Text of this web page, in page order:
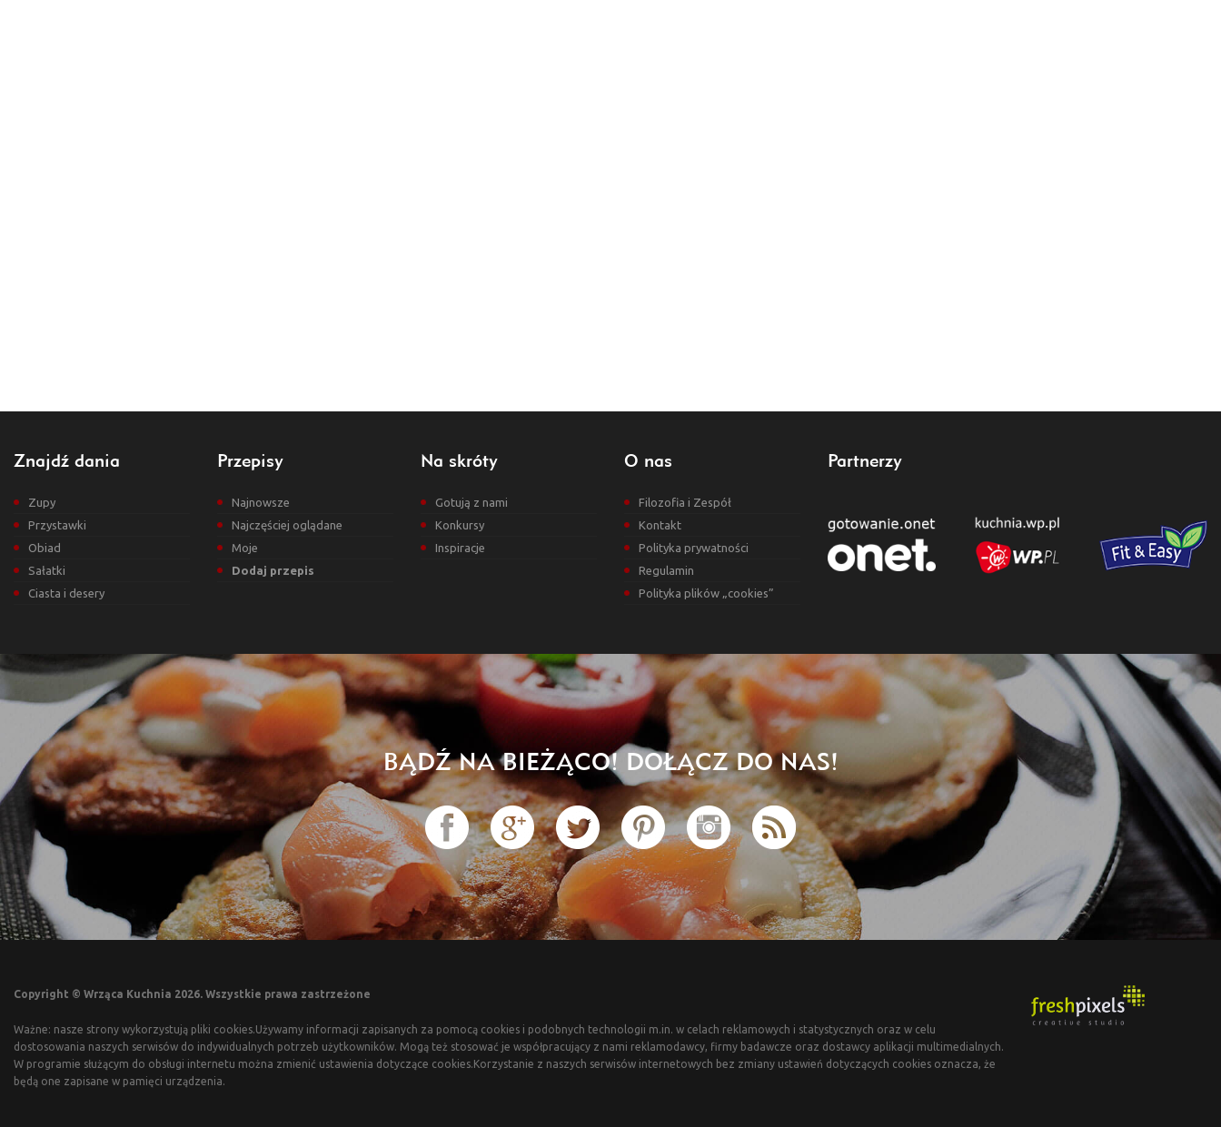
Znajdź dania
Zupy
Przystawki
Obiad
Sałatki
Ciasta i desery
Przepisy
Najnowsze
Najczęściej oglądane
Moje
Dodaj przepis
Na skróty
Gotują z nami
Konkursy
Inspiracje
O nas
Filozofia i Zespół
Kontakt
Polityka prywatności
Regulamin
Polityka plików „cookies”
Partnerzy
BĄDŹ NA BIEŻĄCO! DOŁĄCZ DO NAS!
Copyright © Wrząca Kuchnia 2026. Wszystkie prawa zastrzeżone
Ważne: nasze strony wykorzystują pliki cookies.Używamy informacji zapisanych za pomocą cookies i podobnych technologii m.in. w celach reklamowych i statystycznych oraz w celu
dostosowania naszych serwisów do indywidualnych potrzeb użytkowników. Mogą też stosować je współpracujący z nami reklamodawcy, firmy badawcze oraz dostawcy aplikacji multimedialnych.
W programie służącym do obsługi internetu można zmienić ustawienia dotyczące cookies.Korzystanie z naszych serwisów internetowych bez zmiany ustawień dotyczących cookies oznacza, że
będą one zapisane w pamięci urządzenia.